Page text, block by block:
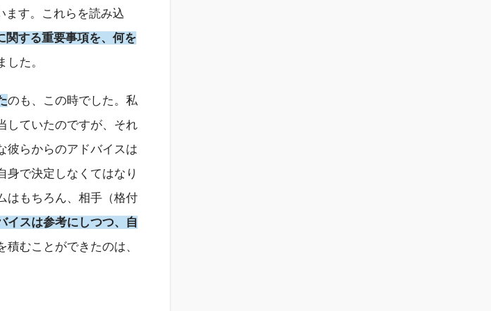
ます。これらを読み込
関する重要事項を、何を
た。
のも、この時でした。私
していたのですが、それ
彼らからのアドバイスは
身で決定しなくてはなり
はもちろん、相手（格付
イスは参考にしつつ、自
積むことができたのは、